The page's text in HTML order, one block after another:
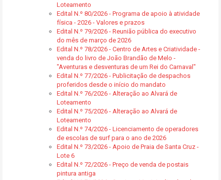
Loteamento
Edital N.º 80/2026 - Programa de apoio à atividade
física - 2026 - Valores e prazos
Edital N.º 79/2026 - Reunião pública do executivo
do mês de março de 2026
Edital N.º 78/2026 - Centro de Artes e Criatividade -
venda do livro de João Brandão de Melo -
"Aventuras e desventuras de um Rei do Carnaval"
Edital N.º 77/2026 - Publicitação de despachos
proferidos desde o início do mandato
Edital N.º 76/2026 - Alteração ao Alvará de
Loteamento
Edital N.º 75/2026 - Alteração ao Alvará de
Loteamento
Edital N.º 74/2026 - Licenciamento de operadores
de escolas de surf para o ano de 2026
Edital N.º 73/2026 - Apoio de Praia de Santa Cruz -
Lote 6
Edital N.º 72/2026 - Preço de venda de postais
pintura antiga